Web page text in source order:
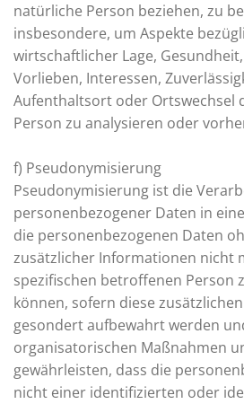
natürliche Person beziehen, zu
insbesondere, um Aspekte
wirtschaftlicher Lage,
Vorlieben, Interessen,
Aufenthaltsort oder Ortswechsel
Person zu analysieren oder
f) Pseudonymisierung
Pseudonymisierung ist die
personenbezogener Daten in
die personenbezogenen Daten
zusätzlicher Informationen nicht
spezifischen betroffenen Person
können, sofern diese
gesondert aufbewahrt werden
organisatorischen Maßnahmen
gewährleisten, dass die
nicht einer identifizierten oder